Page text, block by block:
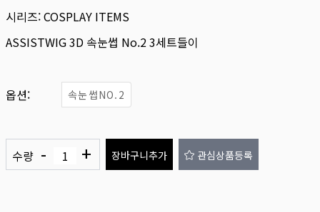
시리즈:COSPLAY ITEMS
ASSISTWIG 3D 속눈썹 No.2 3세트들이
옵션: 속눈썹NO.2
수량 - + 장바구니추가 관심상품등록